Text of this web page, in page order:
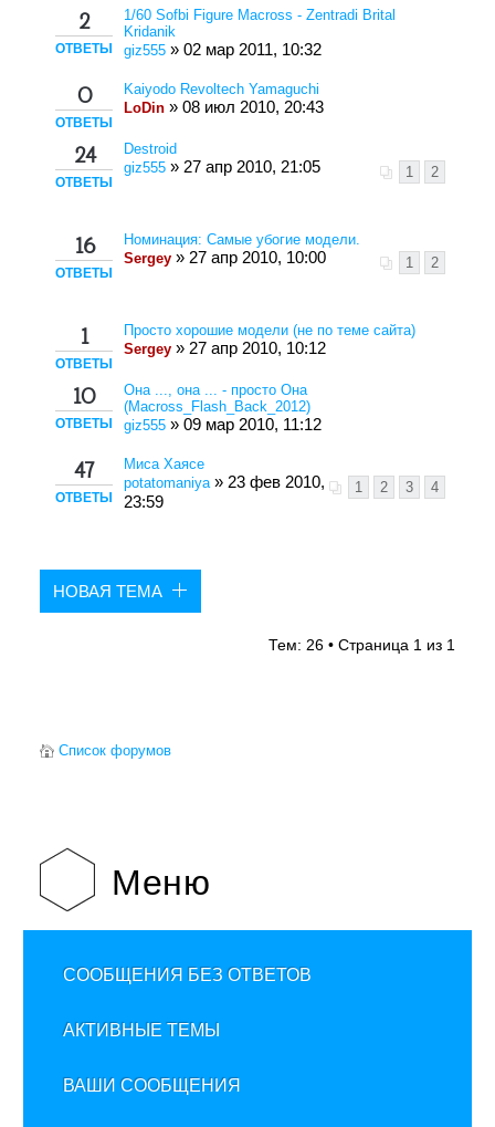
2
ОТВЕТЫ
1/60 Sofbi Figure Macross - Zentradi Brital
Kridanik
giz555 » 02 мар 2011, 10:32
0
ОТВЕТЫ
Kaiyodo Revoltech Yamaguchi
LoDin » 08 июл 2010, 20:43
24
ОТВЕТЫ
Destroid
1
2
giz555 » 27 апр 2010, 21:05
16
ОТВЕТЫ
Номинация: Самые убогие модели.
1
2
Sergey » 27 апр 2010, 10:00
1
ОТВЕТЫ
Просто хорошие модели (не по теме сайта)
Sergey » 27 апр 2010, 10:12
10
ОТВЕТЫ
Она ..., она ... - просто Она
(Macross_Flash_Back_2012)
giz555 » 09 мар 2010, 11:12
47
ОТВЕТЫ
Миса Хаясе
1
2 3 4
potatomaniya» 23 фев 2010,
23:59
НОВАЯ ТЕМА
Тем: 26 • Страница 1из 1
Список форумов
Меню
СООБЩЕНИЯ БЕЗ ОТВЕТОВ
АКТИВНЫЕ ТЕМЫ
ВАШИ СООБЩЕНИЯ